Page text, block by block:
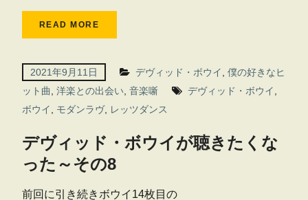
READ MORE
2021年9月11日 デヴィッド・ボウイ
僕の好きなヒ
ット曲
洋楽との出会い 音楽噺 デヴィッド・ボウイ
ボウイ
モダンラヴ, レッツダンス
デヴィッド・ボウイが聴きたくな
った～その8
前回に引き続きボウイ14枚目の